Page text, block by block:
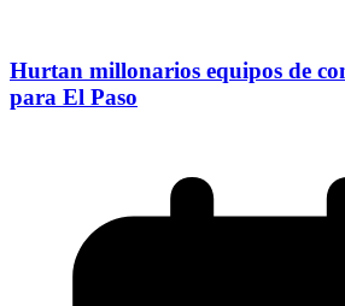
Hurtan millonarios equipos de
para El Paso